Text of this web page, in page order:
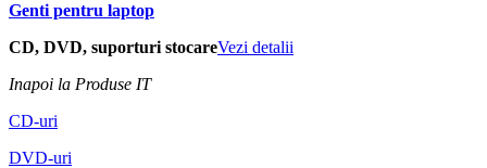
Genti pentru laptop
CD, DVD, suporturi stocareVezi detalii
Inapoi la Produse IT
CD-uri
DVD-uri